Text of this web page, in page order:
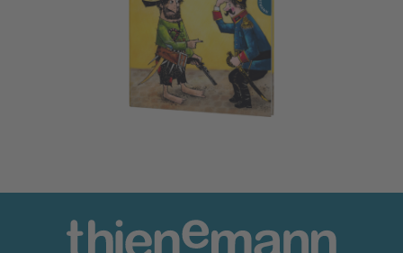
Der Räuber Hotzenplotz 2: Neues vom Räuber